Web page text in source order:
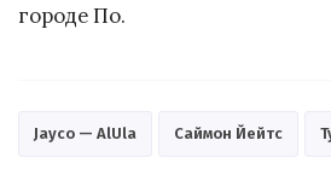
городе По.
Jayco — AlUla Саймон Йейтс